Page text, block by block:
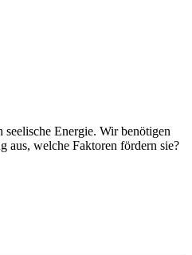
Energie. Wir benötigen
aus, welche Faktoren fördern sie?